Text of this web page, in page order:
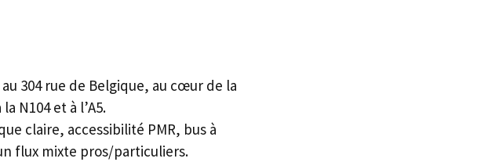
304 rue de Belgique, au cœur de la
N104 et à l’A5.
claire, accessibilité PMR, bus à
flux mixte pros/particuliers.